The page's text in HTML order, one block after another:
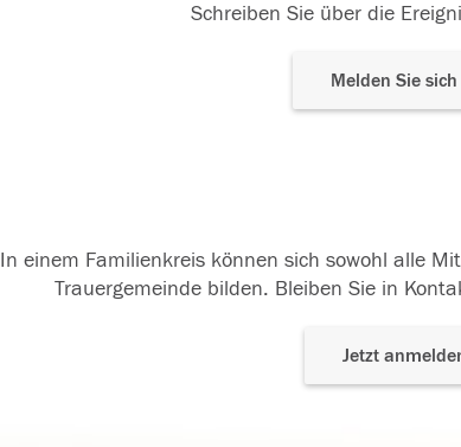
Schreiben Sie über die
Melden Sie
In einem Familienkreis können sich sowohl alle
Trauergemeinde bilden. Bleiben Sie in
Jetzt